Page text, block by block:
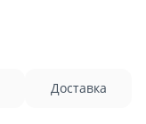
Доставка